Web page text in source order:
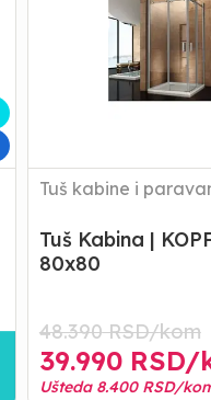
Tuš kabine i
Tuš Kabina |
80x80
48.390RSD/kom
39.990RSD/
Ušteda 8.400RSD/